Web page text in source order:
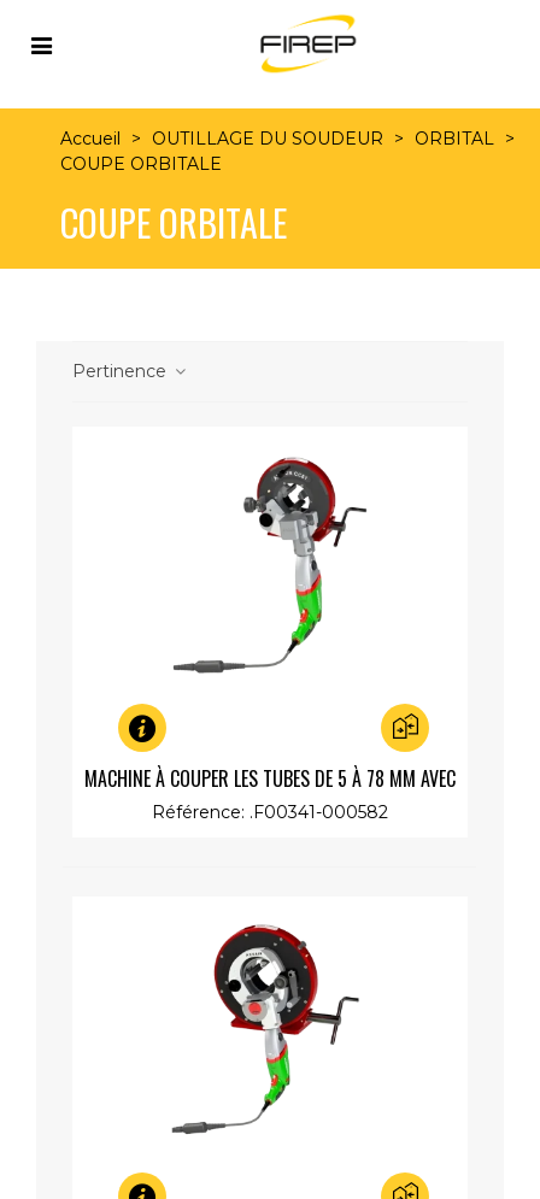
Accueil > OUTILLAGE DU SOUDEUR > ORBITAL >
COUPE ORBITALE
COUPE ORBITALE
Pertinence
Aperçu rapide
MACHINE À COUPER LES TUBES DE 5 À 78 MM AVEC
METABO 1300W ÉLEC. 230V
Référence: .F00341-000582